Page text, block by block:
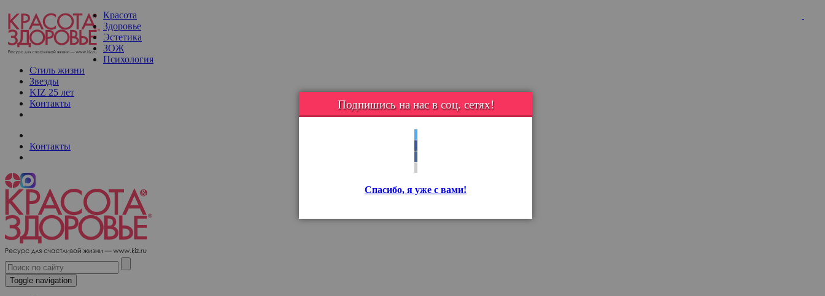
Красота
Здоровье
Эстетика
ЗОЖ
Психология
Стиль жизни
Звезды
KIZ 25 лет
Контакты
Контакты
Toggle navigation
Подпишись на нас в соц. сетях!
Спасибо, я уже с вами!